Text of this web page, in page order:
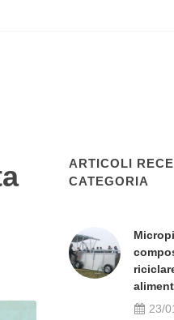
ARTICOLI
CATEGORIA
23/